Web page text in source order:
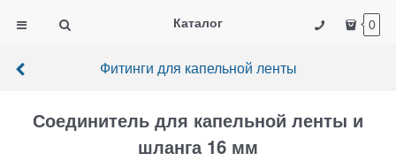
Каталог 0
Фитинги для капельной ленты
Соединитель для капельной ленты и
шланга 16 мм